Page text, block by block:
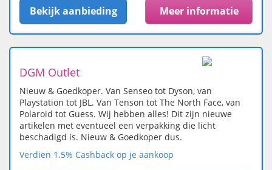
Bekijk aanbieding Meer informatie
DGM Outlet
Nieuw & Goedkoper. Van Senseo tot Dyson, van
Playstation tot JBL. Van Tenson tot The North Face, van
Polaroid tot Guess. Wij hebben alles! Dit zijn nieuwe
artikelen met eventueel een verpakking die licht
beschadigd is. Nieuw & Goedkoper dus.
Verdien 1.5% Cashback op je aankoop